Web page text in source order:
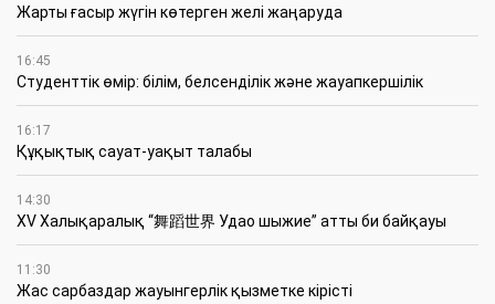
Жарты ғасыр жүгін көтерген желі жаңаруда
16:45
Студенттік өмір: білім, белсенділік және жауапкершілік
16:17
Құқықтық сауат-уақыт талабы
14:30
XV Халықаралық “舞蹈世界 Удао шыжие” атты би байқауы
11:30
Жас сарбаздар жауынгерлік қызметке кірісті